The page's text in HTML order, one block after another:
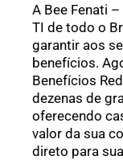
A Bee Fenati
TI de todo o
garantir aos
benefícios.
Benefícios
dezenas de
oferecendo
valor da sua
direto para